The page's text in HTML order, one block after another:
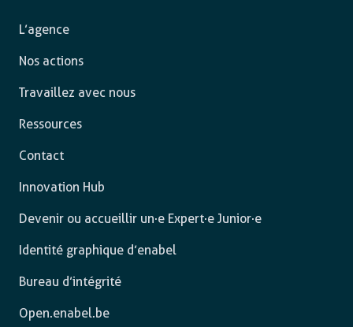
L’agence
Nos actions
Travaillez avec nous
Ressources
Contact
Innovation Hub
Devenir ou accueillir un·e Expert·e Junior·e
Identité graphique d’enabel
Bureau d’intégrité
Open.enabel.be